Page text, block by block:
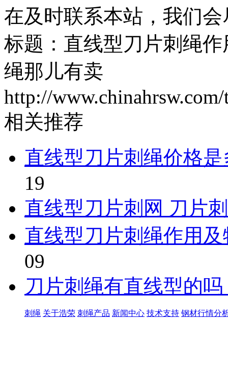
在及时联系本站，我们
标题：直线型刀片刺绳
绳那儿有卖
http://
相关推荐
直线型刀片刺绳价格
19
直线型刀片刺网 刀片
直线型刀片刺绳作用
09
刀片刺绳有直线型的
刺绳 关于浩荣 刺绳产品 新闻中心 技术支持 钢材行情分